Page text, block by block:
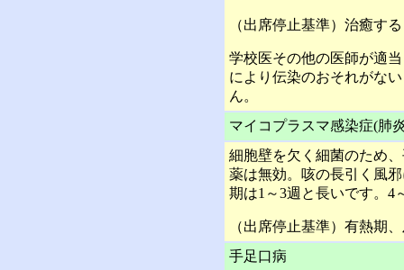
（出席停止基準）治癒す
学校医その他の医師が適
により伝染のおそれがな
ん。
マイコプラスマ感染症(肺
細胞壁を欠く細菌のため
薬は無効。咳の長引く風
期は1～3週と長いです。4
（出席停止基準）有熱期
手足口病